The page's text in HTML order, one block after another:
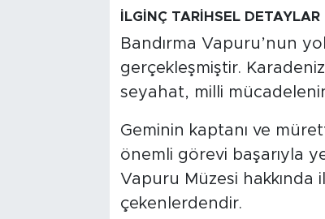
İLGİNÇ TARİHSEL DETAYLAR
Bandırma Vapuru’nun
gerçekleşmiştir.
seyahat, milli
Geminin kaptanı ve
önemli görevi başarıyla
Vapuru Müzesi hakkında
çekenlerdendir.